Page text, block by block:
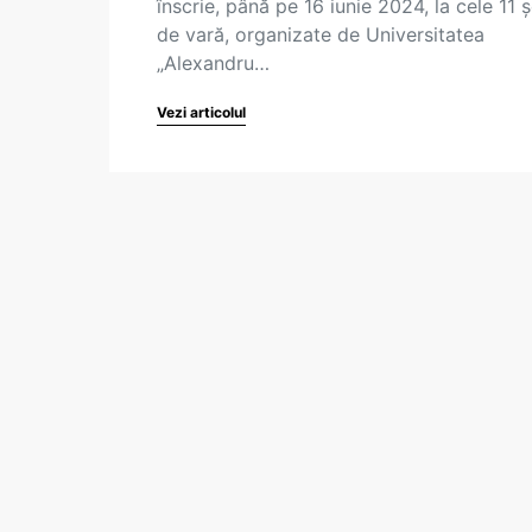
înscrie, până pe 16 iunie 2024, la cele 11
de vară, organizate de Universitatea
„Alexandru…
Vezi articolul